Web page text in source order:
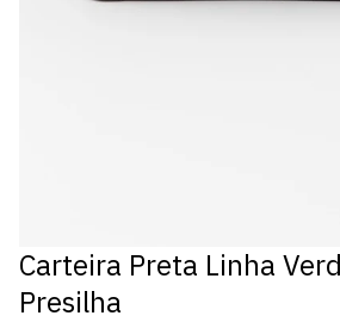
Carteira Preta Linha
Presilha